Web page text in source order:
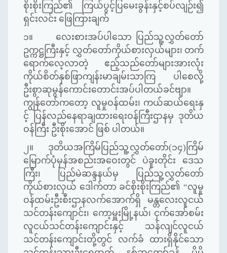
စိုးစိုးကြည်၏ ကြယ်ပွင့်ပြမေးခွန်းနှင့်စပ်လျဉ်း၍
ရှင်းလင်း ဖြေကြားချက်
၁။ လေးစားအပ်ပါသော ပြည်သူ့လွှတ်တော်
ဥက္ကဋ္ဌကြီးနှင့် လွှတ်တော်ကိုယ်စားလှယ်များ၊ တက်
ရောက်လေ့လာတဲ့ ဧည့်သည်တော်များအားလုံး
ကိုယ်စိတ်နှစ်ဖြာကျန်းမာချမ်းသာကြ ပါစေလို့
ဦးစွာဆုမွန်ကောင်းတောင်းအပ်ပါတယ်ခင်ဗျာ။
ကျွန်တော်ကတော့ လူမှုဝန်ထမ်း၊ ကယ်ဆယ်ရေးနှ
င့် ပြန်လည်နေရာချထားရေးဝန်ကြီးဌာနမှ ဒုတိယ
ဝန်ကြီး ဦးစိုးအောင် ဖြစ် ပါတယ်။
၂။ ဒုတိယအကြိမ်ပြည်သူ့လွှတ်တော်(၁၄)ကြိမ်
မြောက်ပုံမှန်အစည်းအဝေးတွင် ပဲခူးတိုင်း ဒေသ
ကြီး၊ ပြည်မဲဆန္ဒနယ်မှ ပြည်သူ့လွှတ်တော်
ကိုယ်စားလှယ် ဒေါက်တာ ခင်စိုးစိုးကြည်၏ “လူမှု
ဝန်ထမ်းဦးစီးဌာနလက်အောက်ရှိ မန္တလေးလူငယ်
သင်တန်းကျောင်း၊ ကော့မှူးမြို့နယ်၊ ငှက်အော်စမ်း
လူငယ်သင်တန်းကျောင်းနှင့် သန်လျင်လူငယ်
သင်တန်းကျောင်းတို့တွင် လက်ခံ ထားရှိနိုင်သော